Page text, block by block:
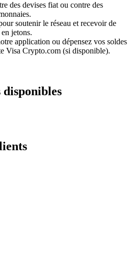
des devises fiat ou contre des
soutenir le réseau et recevoir de
jetons.
application ou dépensez vos soldes
Visa Crypto.com (si disponible).
disponibles